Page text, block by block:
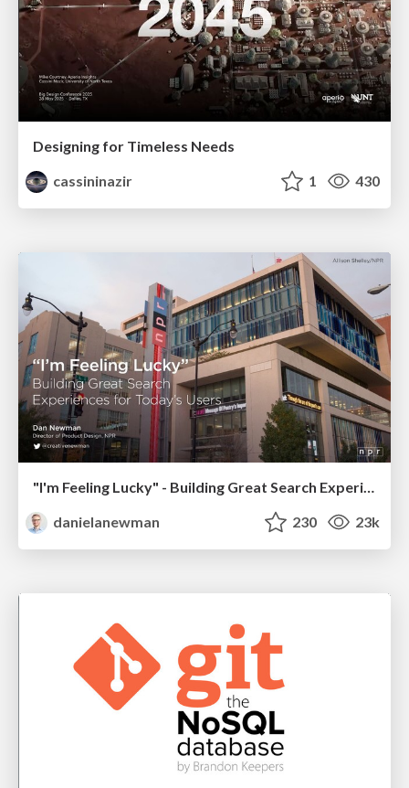
Designing for Timeless Needs
cassininazir
1 430
"I'm Feeling Lucky" - Building Great Search Experiences for Today's Users (#IAC19)
danielanewman
230 23k